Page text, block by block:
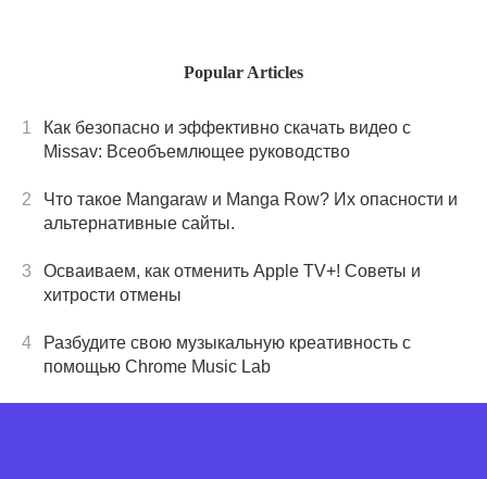
так и для
Popular Articles
1
Как безопасно и эффективно скачать видео с
Missav: Всеобъемлющее руководство
2
Что такое Mangaraw и Manga Row? Их опасности и
альтернативные сайты.
3
Осваиваем, как отменить Apple TV+! Советы и
хитрости отмены
4
Разбудите свою музыкальную креативность с
помощью Chrome Music Lab